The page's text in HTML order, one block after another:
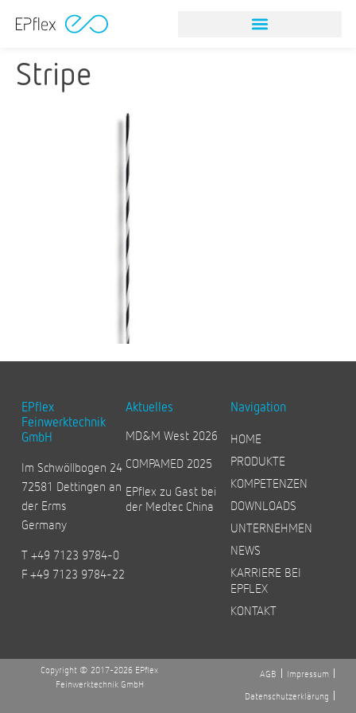
Stripe
EPflex
Feinwerktechnik
GmbH
Im Schwöllbogen 24
72581 Dettingen an
der Erms
Germany
T +49 7123 9784-0
F +49 7123 9784-22
Aktuelles
MD&M West 2026
COMPAMED 2025
EPflex zu Gast bei
der Medtec China
Navigation
HOME
PRODUKTE
KOMPETENZEN
DOWNLOADS
UNTERNEHMEN
NEWS
KARRIERE BEI
EPFLEX
KONTAKT
Copyright © 2017-2026 EPflex
Feinwerktechnik GmbH
AGB
Impressum
Datenschutzerklärung